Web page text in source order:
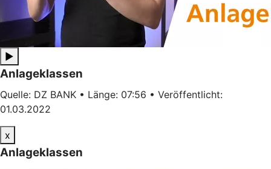
▶
Anlageklassen
Quelle: DZ BANK • Länge: 07:56 • Veröffentlicht:
01.03.2022
x
Anlageklassen